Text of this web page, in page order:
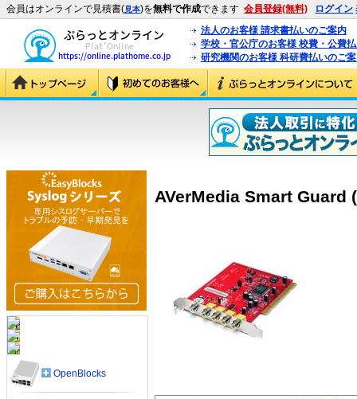
会員はオンラインで見積書(見本)を無料で作成できます 会員登録(無料) ログイン
法人のお客様 請求書払いのご案内
学校・官公庁のお客様 校費・公費
研究機関のお客様 科研費払いのご
AVerMedia Smart Guard
OpenBlocks